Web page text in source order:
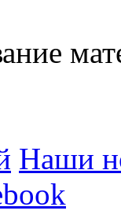
Наши